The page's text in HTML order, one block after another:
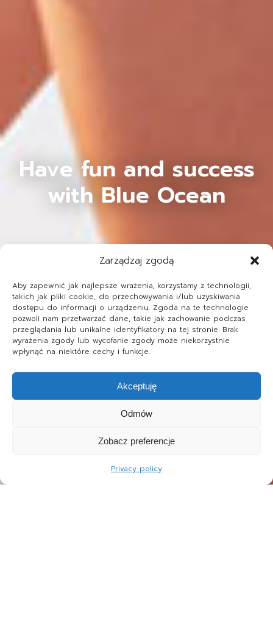
Zarządzaj zgodą
Aby zapewnić jak najlepsze wrażenia, korzystamy z technologii,
takich jak pliki cookie, do przechowywania i/lub uzyskiwania
dostępu do informacji o urządzeniu. Zgoda na te technologie
pozwoli nam przetwarzać dane, takie jak zachowanie podczas
przeglądania lub unikalne identyfikatory na tej stronie. Brak
wyrażenia zgody lub wycofanie zgody może niekorzystnie
wpłynąć na niektóre cechy i funkcje.
Akceptuję
Odmów
Zobacz preferencje
Privacy policy
Have fun and success
with Blue Ocean